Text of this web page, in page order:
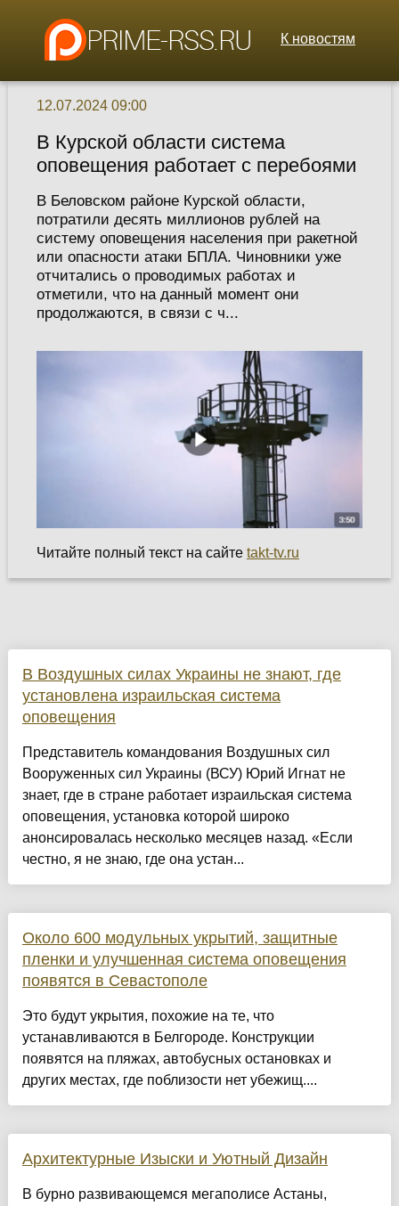
К новостям
12.07.2024 09:00
В Курской области система
оповещения работает с перебоями
В Беловском районе Курской области,
потратили десять миллионов рублей на
систему оповещения населения при ракетной
или опасности атаки БПЛА. Чиновники уже
отчитались о проводимых работах и
отметили, что на данный момент они
продолжаются, в связи с ч...
Читайте полный текст на сайте takt-tv.ru
В Воздушных силах Украины не знают, где
установлена израильская система
оповещения
Представитель командования Воздушных сил
Вооруженных сил Украины (ВСУ) Юрий Игнат не
знает, где в стране работает израильская система
оповещения, установка которой широко
анонсировалась несколько месяцев назад. «Если
честно, я не знаю, где она устан...
Около 600 модульных укрытий, защитные
пленки и улучшенная система оповещения
появятся в Севастополе
Это будут укрытия, похожие на те, что
устанавливаются в Белгороде. Конструкции
появятся на пляжах, автобусных остановках и
других местах, где поблизости нет убежищ....
Архитектурные Изыски и Уютный Дизайн
​В бурно развивающемся мегаполисе Астаны,